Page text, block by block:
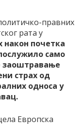
правних
рата у
након почетка
само
заоштравање
страх од
односа у
Европска